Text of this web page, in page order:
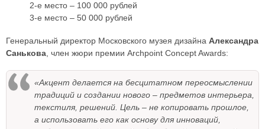
2-е место – 100 000 рублей
3-е место – 50 000 рублей
Генеральный директор Московского музея дизайна Александра
Санькова , член жюри премии Archpoint Concept Awards:
«Акцент делается на бесцитатном переосмыслении
традиций и создании нового – предметов интерьера,
текстиля, решений. Цель – не копировать прошлое,
а использовать его как основу для инноваций,